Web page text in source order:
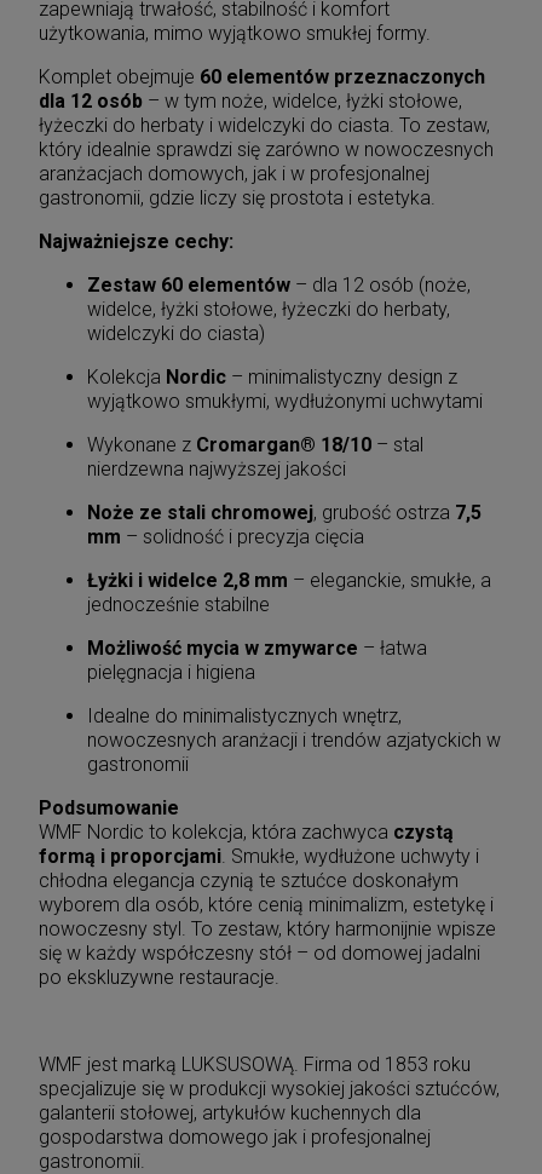
zapewniają trwałość, stabilność i komfort
użytkowania, mimo wyjątkowo smukłej formy.
Komplet obejmuje 60 elementów przeznaczonych
dla 12 osób – w tym noże, widelce, łyżki stołowe,
łyżeczki do herbaty i widelczyki do ciasta. To zestaw,
który idealnie sprawdzi się zarówno w nowoczesnych
aranżacjach domowych, jak i w profesjonalnej
gastronomii, gdzie liczy się prostota i estetyka.
Najważniejsze cechy:
Zestaw 60 elementów – dla 12 osób (noże,
widelce, łyżki stołowe, łyżeczki do herbaty,
widelczyki do ciasta)
Kolekcja Nordic – minimalistyczny design z
wyjątkowo smukłymi, wydłużonymi uchwytami
Wykonane z Cromargan® 18/10 – stal
nierdzewna najwyższej jakości
Noże ze stali chromowej, grubość ostrza 7,5
mm – solidność i precyzja cięcia
Łyżki i widelce 2,8 mm – eleganckie, smukłe, a
jednocześnie stabilne
Możliwość mycia w zmywarce – łatwa
pielęgnacja i higiena
Idealne do minimalistycznych wnętrz,
nowoczesnych aranżacji i trendów azjatyckich w
gastronomii
Podsumowanie
WMF Nordic to kolekcja, która zachwyca czystą
formą i proporcjami. Smukłe, wydłużone uchwyty i
chłodna elegancja czynią te sztućce doskonałym
wyborem dla osób, które cenią minimalizm, estetykę i
nowoczesny styl. To zestaw, który harmonijnie wpisze
się w każdy współczesny stół – od domowej jadalni
po ekskluzywne restauracje.
WMF jest marką LUKSUSOWĄ. Firma od 1853 roku
specjalizuje się w produkcji wysokiej jakości sztućców,
galanterii stołowej, artykułów kuchennych dla
gospodarstwa domowego jak i profesjonalnej
gastronomii.